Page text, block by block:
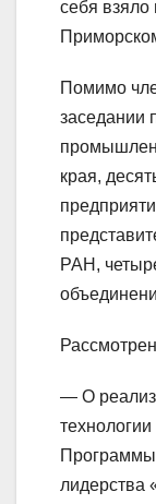
себя взяло
Помимо
заседании
края,
РАН,
— О
Программы
лидерства